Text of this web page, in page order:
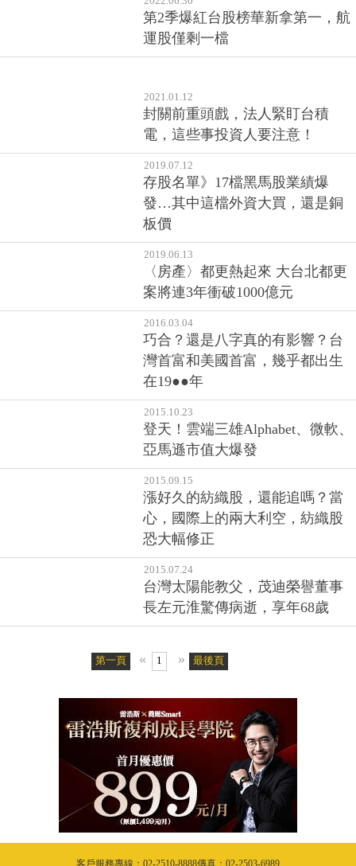
運股僅剩一檔
電，這些事投資人要注意！
2019.07.12
存股名單》17檔黑馬股業績爆
發…其中這檔外資大買，還是銅
板價
2019.06.13
〈房產〉都更熱起來 大台北都更
案將連3年衝破1000億元
2016.03.04
巧合？還是八字真的有影響？台
灣首富和美國首富，幾乎都出生
在19●●年
2015.10.23
登天！雲端三雄Alphabet、微軟、
亞馬遜市值大爆發
2015.09.15
漲好久的紡織股，還能追嗎？當
心，國際上的兩大利空，紡織股
恐大幅修正
2015.07.24
台灣太陽能教父，茂迪榮譽董事
長左元淮驚傳病逝，享年68歲